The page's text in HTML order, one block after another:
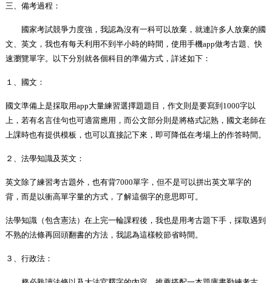
三、備考過程：
國家考試競爭力度強，我認為沒有一科可以放棄，就連許多人放棄的國
文、英文，我也有每天利用不到半小時的時間，使用手機app做考古題、快
速瀏覽單字。以下分別就各個科目的準備方式，詳述如下：
１、國文：
國文準備上是採取用app大量練習選擇題題目，作文則是要寫到 1000字以
上，若有名言佳句也可適當應用，而公文部分則是將格式記熟，國文老師在
上課時也有提供模板，也可以直接記下來，即可降低在考場上的作答時間。
２、法學知識及英文：
英文除了練習考古題外，也有背7000單字，但不是可以拼出英文單字的
背，而是以衝高單字量的方式，了解這個字的意思即可。
法學知識（包含憲法）在上完一輪課程後，我也是用考古題下手，採取遇到
不熟的法條再回頭翻書的方法，我認為這樣較節省時間。
３、行政法：